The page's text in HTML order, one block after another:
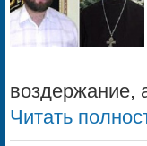
воздержание,
Читать